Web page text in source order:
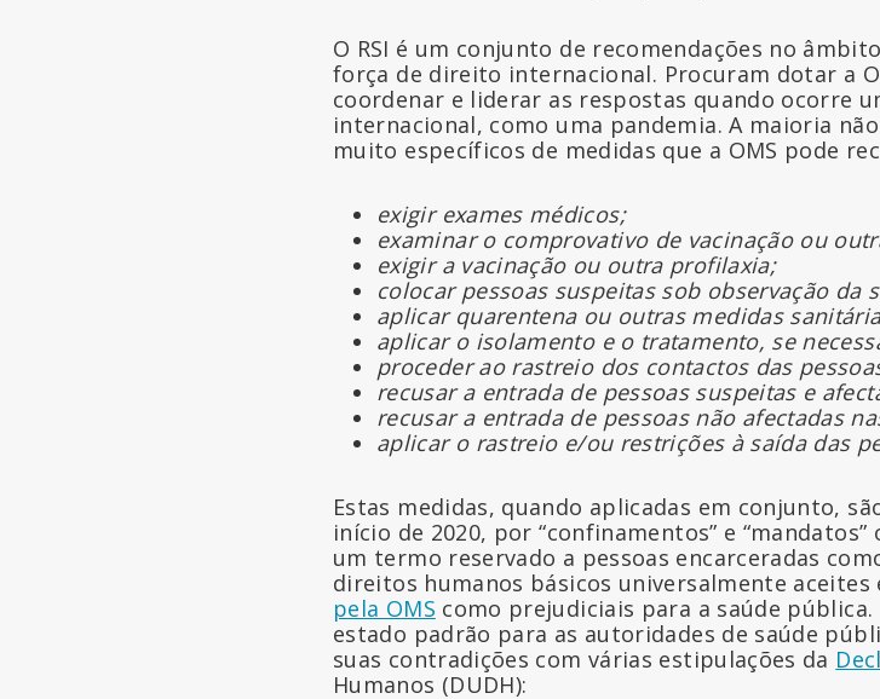
O RSI é um conjunto de recomendações no
força de direito internacional. Procuram dotar a
coordenar e liderar as respostas quando ocorre
internacional, como uma pandemia. A maioria
muito específicos de medidas que a OMS pode
exigir exames médicos;
examinar o comprovativo de vacinação ou
exigir a vacinação ou outra profilaxia;
colocar pessoas suspeitas sob observação da
aplicar quarentena ou outras medidas
aplicar o isolamento e o tratamento, se
proceder ao rastreio dos contactos das
recusar a entrada de pessoas suspeitas e
recusar a entrada de pessoas não afectadas
aplicar o rastreio e/ou restrições à saída das
Estas medidas, quando aplicadas em conjunto,
início de 2020, por “confinamentos” e
um termo reservado a pessoas encarceradas
direitos humanos básicos universalmente aceites
pela OMS como prejudiciais para a saúde
estado padrão para as autoridades de saúde
suas contradições com várias estipulações da
Humanos (DUDH):